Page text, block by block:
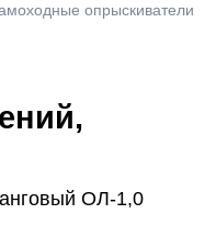
опрыскиватели